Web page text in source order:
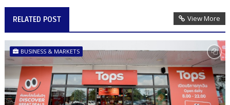
RELATED POST View More
BUSINESS & MARKETS